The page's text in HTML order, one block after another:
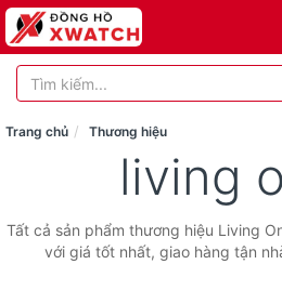
Trang chủ Thương hiệu
living
Tất cả sản phẩm thương hiệu Living
với giá tốt nhất, giao hàng tận